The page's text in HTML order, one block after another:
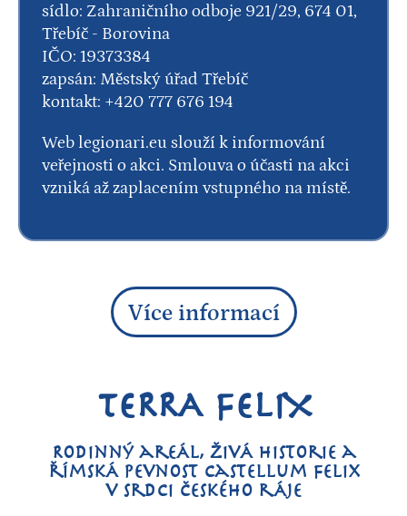
sídlo: Zahraničního odboje 921/29, 674 01,
Třebíč - Borovina
IČO: 19373384
zapsán: Městský úřad Třebíč
kontakt: +420 777 676 194
Web legionari.eu slouží k informování
veřejnosti o akci. Smlouva o účasti na akci
vzniká až zaplacením vstupného na místě.
Více informací
TERRA FELIX
Rodinný areál, živá historie a
římská pevnost Castellum Felix
v srdci Českého ráje